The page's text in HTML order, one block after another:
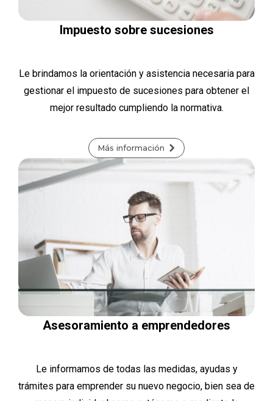
Impuesto sobre sucesiones
Le brindamos la orientación y asistencia necesaria para
gestionar el impuesto de sucesiones para obtener el
mejor resultado cumpliendo la normativa.
Más información
Asesoramiento a emprendedores
Le informamos de todas las medidas, ayudas y
trámites para emprender su nuevo negocio, bien sea de